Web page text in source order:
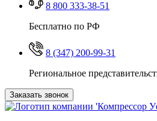
8 800 333-38-51
Бесплатно по РФ
8 (347) 200-99-31
Региональное
Заказать звонок